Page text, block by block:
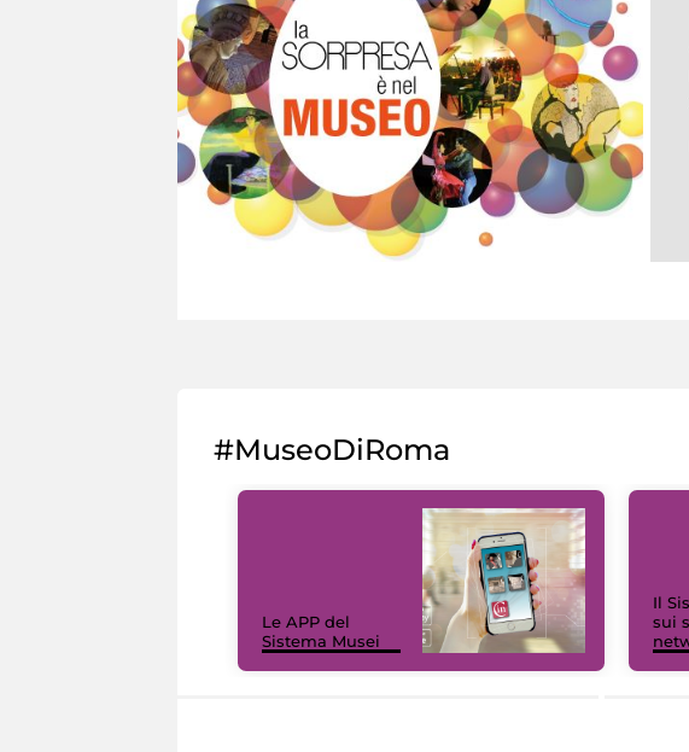
#MuseoDiRoma
Le APP del
Sistema Musei
Il
sui